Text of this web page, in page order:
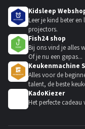
Kidsleep
Leer je kind beter
projectors.
Fish24 shop
Bij ons vind je alles
Of je nu een gepas...
Keukenmachine
Alles voor de
talent, de beste
KadoKiezer
Het perfecte cadeau